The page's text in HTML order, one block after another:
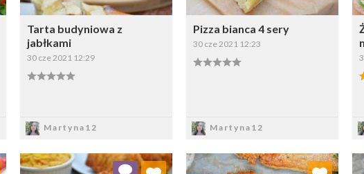
Tarta budyniowa z
jabłkami
30 cze 2021 12:29
Martyna12
Pizza bianca 4 sery
30 cze 2021 12:23
Martyna12
Dodaj do ulubionych Dodaj do ulubionych